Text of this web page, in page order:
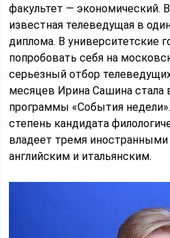
факультет — экономический.
известная телеведущая в
диплома. В университетские
попробовать себя на
серьезный отбор
месяцев Ирина Сашина стала
программы «События
степень кандидата
владеет тремя
английским и итальянским.